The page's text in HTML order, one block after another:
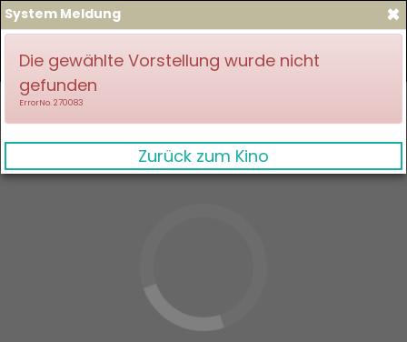
×
System Meldung
Die gewählte Vorstellung wurde nicht
gefunden
ErrorNo. 270083
Zurück zum Kino